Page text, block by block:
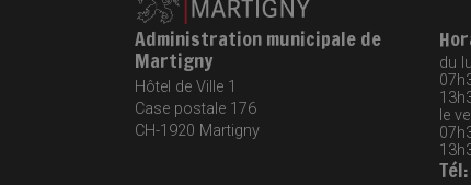
Administration municipale de
Martigny
Hôtel de Ville 1
Case postale 176
CH-1920 Martigny
du
le